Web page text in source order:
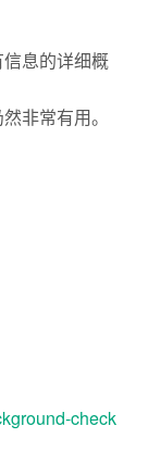
信息的详细概
非常有用。
check